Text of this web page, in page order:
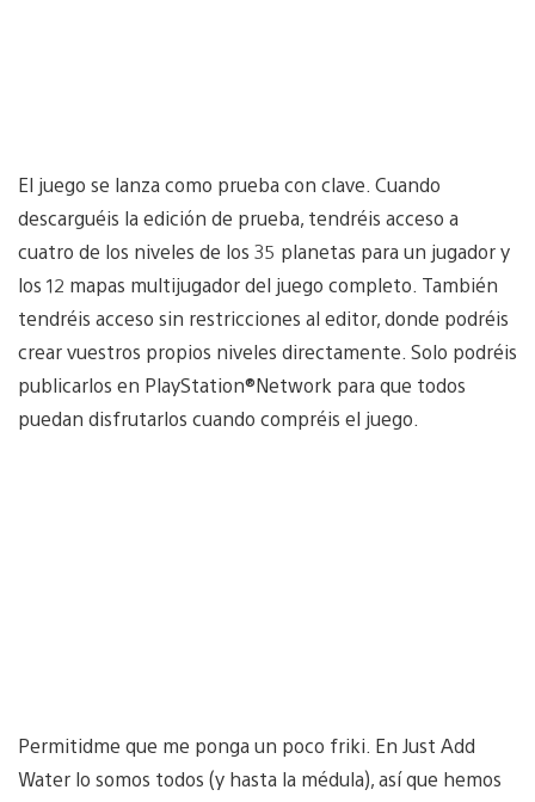
El juego se lanza como prueba con clave. Cuando
descarguéis la edición de prueba, tendréis acceso a
cuatro de los niveles de los 35 planetas para un jugador y
los 12 mapas multijugador del juego completo. También
tendréis acceso sin restricciones al editor, donde podréis
crear vuestros propios niveles directamente. Solo podréis
publicarlos en PlayStation®Network para que todos
puedan disfrutarlos cuando compréis el juego.
Permitidme que me ponga un poco friki. En Just Add
Water lo somos todos (y hasta la médula), así que hemos